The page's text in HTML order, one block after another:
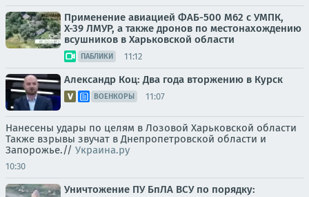
Применение авиацией ФАБ-500 М62 с УМПК,
Х-39 ЛМУР, а также дронов по местонахождению
всушников в Харьковской области
ПАБЛИКИ 11:12
Александр Коц: Два года вторжению в Курск
ВОЕНКОРЫ 11:07
Нанесены удары по целям в Лозовой Харьковской области
Также взрывы звучат в Днепропетровской области и
Запорожье.// Украина.ру
10:30
Уничтожение ПУ БпЛА ВСУ по порядку: